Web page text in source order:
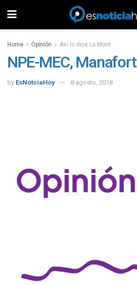
Home Opinión Así lo dice La Mont
NPE-MEC, Manafort
by EsNotciaHoy 8 agosto, 2018